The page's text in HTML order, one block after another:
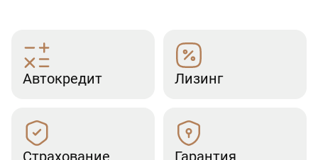
Автокредит Лизинг